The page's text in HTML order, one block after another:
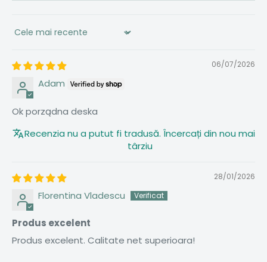
Sort by
06/07/2026
Adam
Ok porządna deska
Recenzia nu a putut fi tradusă. Încercați din nou mai
târziu
28/01/2026
Florentina Vladescu
Produs excelent
Produs excelent. Calitate net superioara!